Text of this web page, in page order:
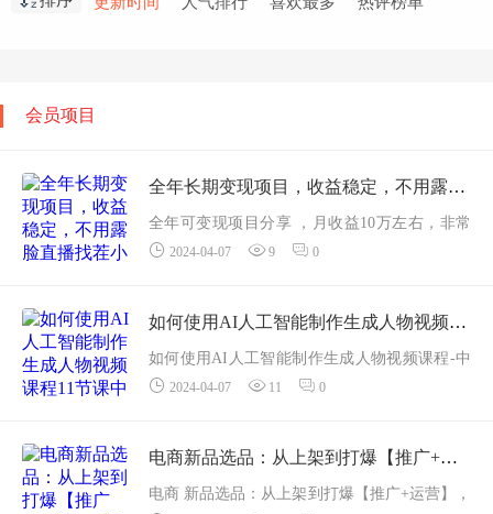
职业技能
(1871) 高中课程
(1636)
会员项目
全年长期变现项目，收益稳定，不用露脸直播找茬小游戏，单号单日收益2500+
全年可变现项目分享 ，月收益10万左右，非常
稳定不露脸，不上镜，只说话就可以，每天两
不要觉得挣得多，游戏头部主播...
2024-04-07 9 0
如何使用AI人工智能制作生成人物视频课程11节课中英字幕
如何使用AI人工智能制作生成人物视频课程-中
英字幕英文 中英字幕|1080P课程下载：...
2024-04-07 11 0
电商新品选品：从上架到打爆【推广+运营】，新手从0打爆款（69节课）
电商 新品选品：从上架到打爆【推广+运营】，